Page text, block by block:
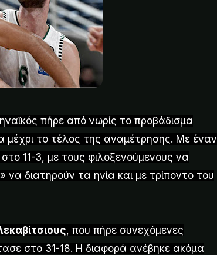
πήρε από νωρίς το προβάδισμα
μέχρι το τέλος της αναμέτρησης. Με έναν
11-3, με τους φιλοξενούμενους να
διατηρούν τα ηνία και με τρίποντο του
, που πήρε συνεχόμενες
στο 31-18. Η διαφορά ανέβηκε ακόμα